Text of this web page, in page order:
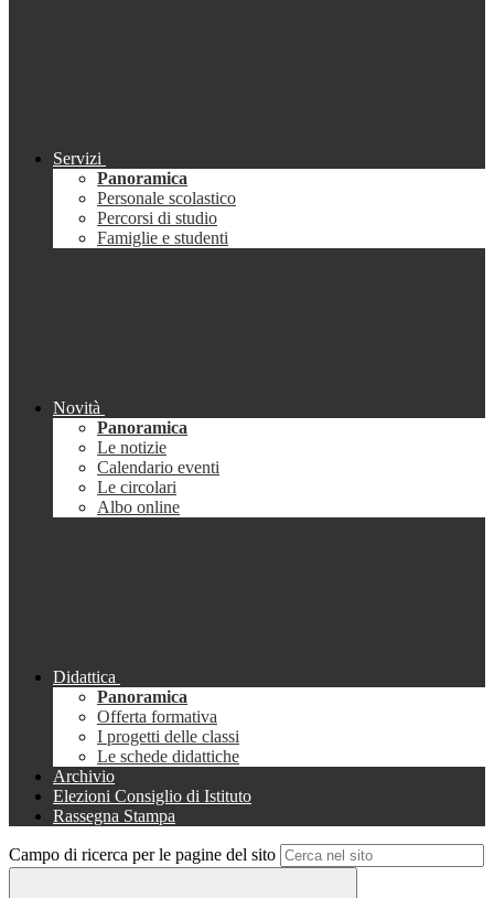
Servizi
Panoramica
Personale scolastico
Percorsi di studio
Famiglie e studenti
Novità
Panoramica
Le notizie
Calendario eventi
Le circolari
Albo online
Didattica
Panoramica
Offerta formativa
I progetti delle classi
Le schede didattiche
Archivio
Elezioni Consiglio di Istituto
Rassegna Stampa
Campo di ricerca per le pagine del sito